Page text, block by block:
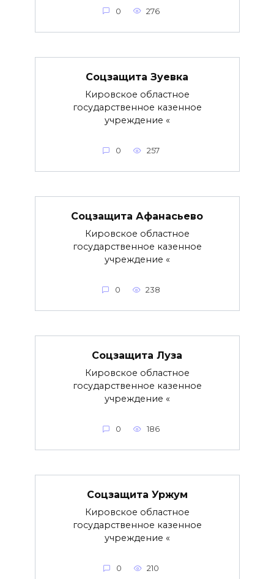
0 276
Соцзащита Зуевка
Кировское областное
государственное казенное
учреждение «
0 257
Соцзащита Афанасьево
Кировское областное
государственное казенное
учреждение «
0 238
Соцзащита Луза
Кировское областное
государственное казенное
учреждение «
0 186
Соцзащита Уржум
Кировское областное
государственное казенное
учреждение «
0 210